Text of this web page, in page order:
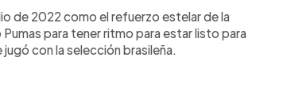
de 2022 como el refuerzo estelar de la
para tener ritmo para estar listo para
con la selección brasileña.